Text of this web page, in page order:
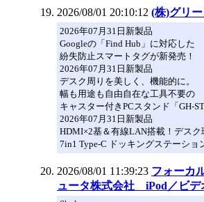
2026/08/01 20:10:12 (株)グリ
2026年07月31日新製品
Googleの「Find Hub」に対応した
紛失防止スマートタグが新発売！
2026年07月31日新製品
デスク周りを美しく、機能的に。
幅も用途も自由自在な工具不要の
キャスター付きPCスタンド「GH-
2026年07月31日新製品
HDMI×2基＆有線LAN搭載！デスク
7in1 Type-C ドッキングステーショ
2026/08/01 11:39:23 フォーカ
ュータ株式会社 iPod／ビデ